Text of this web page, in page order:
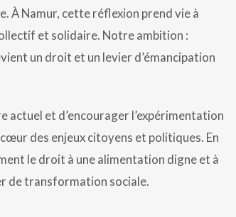
À Namur, cette réflexion prend vie à
et solidaire. Notre ambition :
un droit et un levier d’émancipation
et d’encourager l’expérimentation
des enjeux citoyens et politiques. En
le droit à une alimentation digne et à
de transformation sociale.